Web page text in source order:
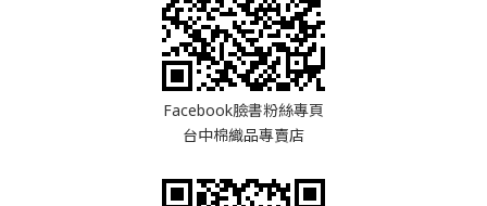
Facebook臉書粉絲專頁
台中棉織品專賣店